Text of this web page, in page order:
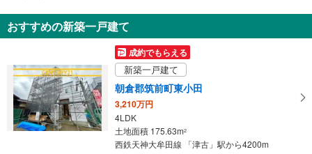
知
を
け
取
る
・
条
おすすめの新築一戸建て
成約でもらえる
新築一戸建て
朝倉郡筑前町東小田
3,210万円
4LDK
土地面積 175.63m2
西鉄天神大牟田線 「津古」駅から4200m